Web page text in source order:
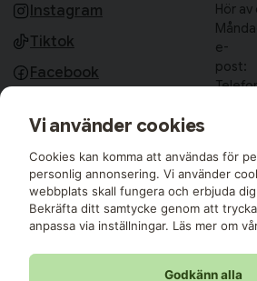
Instagram
Tiktok
Facebook
Hör
e-
post:
Sovfabriken © 2026 Alla
Vi använder cookies
Cookies kan komma att användas för
personlig annonsering. Vi använder
webbplats skall fungera och erbjuda
Bekräfta ditt samtycke genom att
anpassa via inställningar. Läs mer om
Godkänn alla